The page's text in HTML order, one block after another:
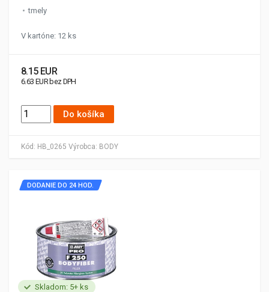
Kód: HB_0265 Výrobca: BODY
tmely
V kartóne: 12 ks
8.15 EUR
6.63 EUR bez DPH
Do košíka
Skladom: 5+ ks
DODANIE DO 24 HOD.